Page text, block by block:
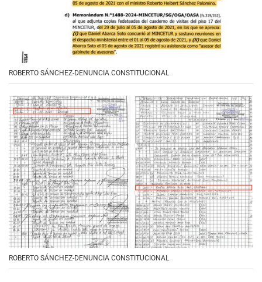
ROBERTO SÁNCHEZ-DENUNCIA CONSTITUCIONAL
ROBERTO SÁNCHEZ-DENUNCIA CONSTITUCIONAL